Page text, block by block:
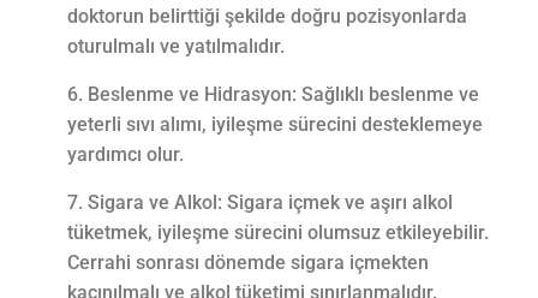
doktorun belirttiği şekilde doğru pozisyonlarda
oturulmalı ve yatılmalıdır.
Beslenme ve Hidrasyon: Sağlıklı beslenme ve
yeterli sıvı alımı, iyileşme sürecini desteklemeye
yardımcı olur.
Sigara ve Alkol: Sigara içmek ve aşırı alkol
tüketmek, iyileşme sürecini olumsuz etkileyebilir.
Cerrahi sonrası dönemde sigara içmekten
kaçınılmalı ve alkol tüketimi sınırlanmalıdır.